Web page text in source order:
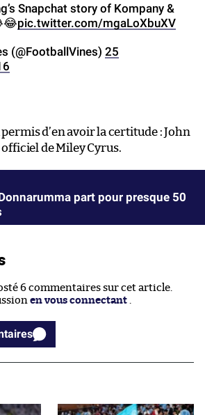
Snapchat story of Kompany &
pic.twitter.com/mgaLoXbuXV
(@FootballVines) 25
d’en avoir la certitude : John
officiel de Miley Cyrus.
part pour presque 50
6 commentaires sur cet article.
en vous connectant